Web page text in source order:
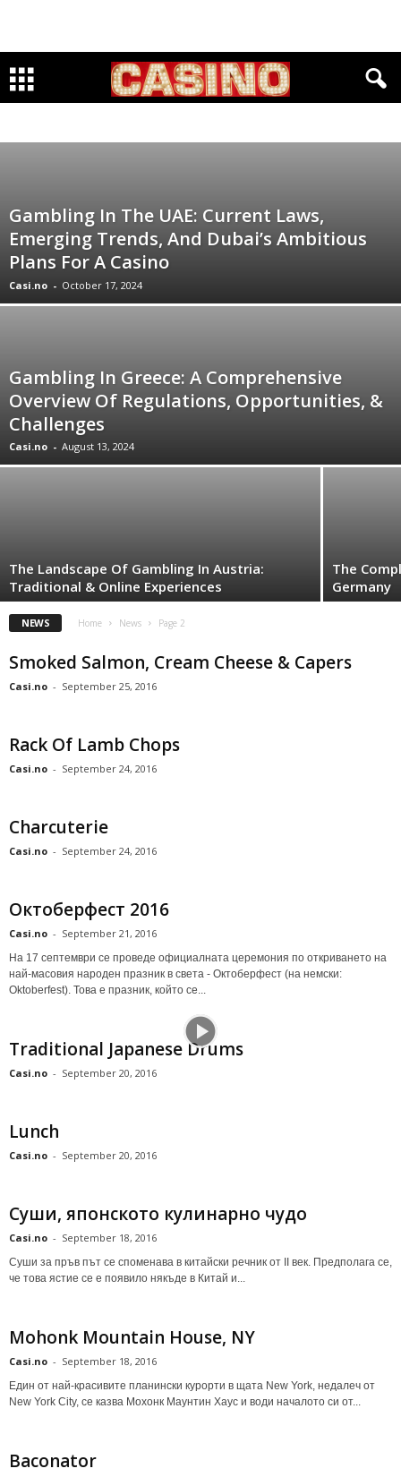
Gambling In The UAE: Current Laws,
Emerging Trends, And Dubai’s Ambitious
Plans For A Casino
Casi.no - October 17, 2024
Gambling In Greece: A Comprehensive
Overview Of Regulations, Opportunities, &
Challenges
Casi.no - August 13, 2024
The Landscape Of Gambling In Austria:
Traditional & Online Experiences
The
Germany
NEWS Home News Page 2
Smoked Salmon, Cream Cheese & Capers
Casi.no - September 25, 2016
Rack Of Lamb Chops
Casi.no - September 24, 2016
Charcuterie
Casi.no - September 24, 2016
Октоберфест 2016
Casi.no - September 21, 2016
На 17 септември се проведе официалната церемония по откриването на
най-масовия народен празник в света - Октоберфест (на немски:
Oktoberfest). Това е празник, който се...
Traditional Japanese Drums
Casi.no - September 20, 2016
Lunch
Casi.no - September 20, 2016
Суши, японското кулинарно чудо
Casi.no - September 18, 2016
Суши за пръв път се споменава в китайски речник от II век. Предполага се,
че това ястие се е появило някъде в Китай и...
Mohonk Mountain House, NY
Casi.no - September 18, 2016
Един от най-красивите планински курорти в щата New York, недалеч от
New York City, се казва Мохонк Маунтин Хаус и води началото си от...
Baconator